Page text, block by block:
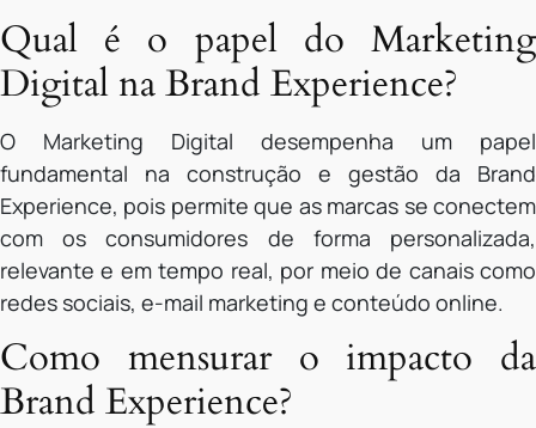
Qual é o papel do Marketing
Digital na Brand Experience?
O Marketing Digital desempenha um papel
fundamental na construção e gestão da Brand
Experience, pois permite que as marcas se conectem
com os consumidores de forma personalizada,
relevante e em tempo real, por meio de canais como
redes sociais, e-mail marketing e conteúdo online.
Como mensurar o impacto da
Brand Experience?